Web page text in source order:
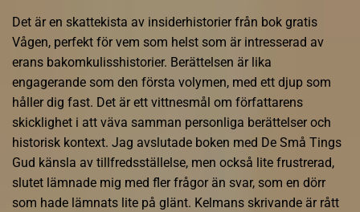
Det är en skattekista av insiderhistorier från bok gratis
Vågen, perfekt för vem som helst som är intresserad av
erans bakomkulisshistorier. Berättelsen är lika
engagerande som den första volymen, med ett djup som
håller dig fast. Det är ett vittnesmål om författarens
skicklighet i att väva samman personliga berättelser och
historisk kontext. Jag avslutade boken med De Små Tings
Gud känsla av tillfredsställelse, men också lite frustrerad,
slutet lämnade mig med fler frågor än svar, som en dörr
som hade lämnats lite på glänt. Kelmans skrivande är rått